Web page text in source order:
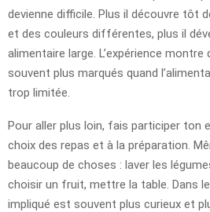
devienne difficile. Plus il découvre tôt
et des couleurs différentes, plus il
alimentaire large. L’expérience
souvent plus marqués quand
trop limitée.
Pour aller plus loin, fais participer ton
choix des repas et à la préparation.
beaucoup de choses : laver les
choisir un fruit, mettre la table. Dans
impliqué est souvent plus curieux et